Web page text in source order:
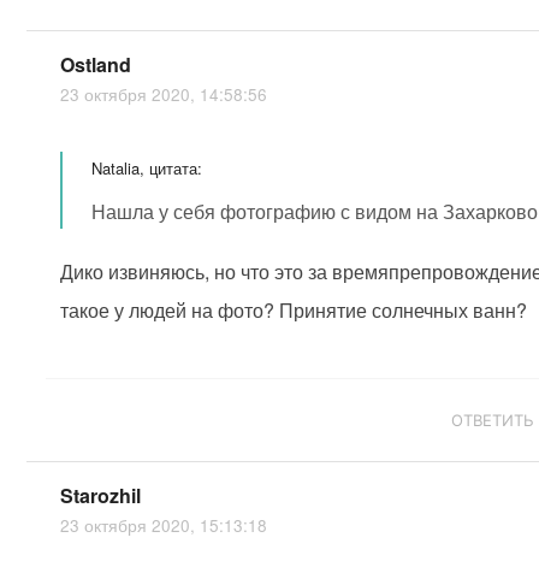
Ostland
23 октября 2020, 14:58:56
Natalia, цитата:
Нашла у себя фотографию с видом на
Дико извиняюсь, но что это за
такое у людей на фото? Принятие солнечных ванн?
ОТВЕТИТЬ
Starozhil
23 октября 2020, 15:13:18